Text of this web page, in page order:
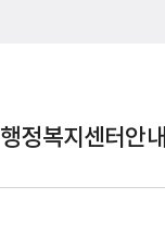
행정복지센터안내